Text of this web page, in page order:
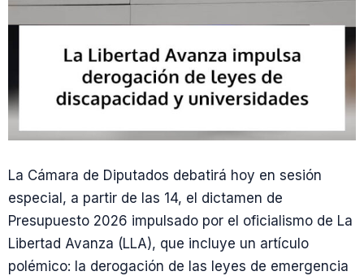
La Cámara de Diputados debatirá hoy en sesión
especial, a partir de las 14, el dictamen de
Presupuesto 2026 impulsado por el oficialismo de La
Libertad Avanza (LLA), que incluye un artículo
polémico: la derogación de las leyes de emergencia